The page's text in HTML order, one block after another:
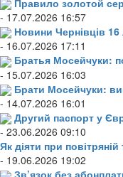
- 17.07.2026 16:57
Новини Чернівців 16
- 16.07.2026 17:11
Братья Мосейчуки:
- 15.07.2026 16:03
Брати Мосейчуки:
- 14.07.2026 16:01
Другий паспорт у
- 23.06.2026 09:10
Як діяти при повітряній
- 19.06.2026 19:02